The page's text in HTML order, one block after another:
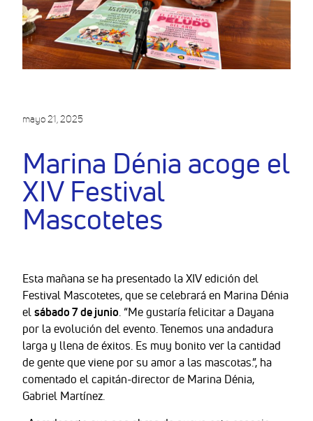
mayo 21, 2025
Marina Dénia acoge el
XIV Festival
Mascotetes
Esta mañana se ha presentado la XIV edición del
Festival Mascotetes, que se celebrará en Marina Dénia
elsábado 7 de junio. “Me gustaría felicitar a Dayana
por la evolución del evento. Tenemos una andadura
larga y llena de éxitos. Es muy bonito ver la cantidad
de gente que viene por su amor a las mascotas.”, ha
comentado el capitán-director de Marina Dénia,
Gabriel Martínez.